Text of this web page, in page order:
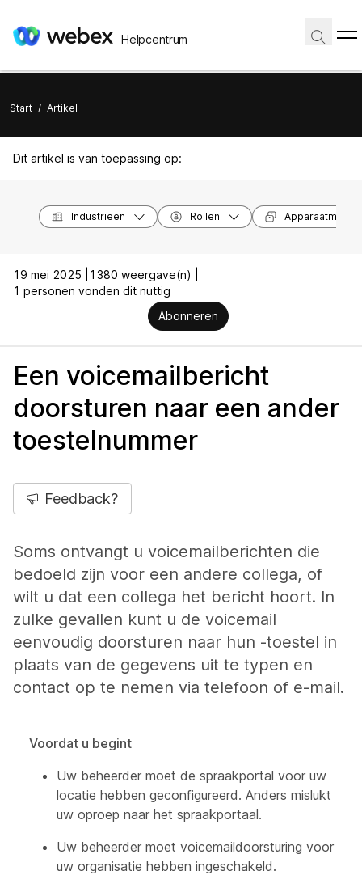
Helpcentrum
Start / Artikel
Dit artikel is van toepassing op:
Industrieën Rollen
19 mei 2025 |
1380 weergave(n) |
1 personen vonden dit nuttig
Abonneren
Een voicemailbericht
doorsturen naar een ander
toestelnummer
Feedback?
Soms ontvangt u voicemailberichten die
bedoeld zijn voor een andere collega, of
wilt u dat een collega het bericht hoort. In
zulke gevallen kunt u de voicemail
eenvoudig doorsturen naar hun -toestel in
plaats van de gegevens uit te typen en
contact op te nemen via telefoon of e-mail.
Voordat u begint
Uw beheerder moet de spraakportal voor uw
locatie hebben geconfigureerd. Anders mislukt
uw oproep naar het spraakportaal.
Uw beheerder moet voicemaildoorsturing voor
uw organisatie hebben ingeschakeld.